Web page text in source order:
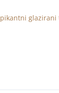
pikantni glazirani